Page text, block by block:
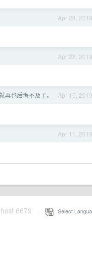
Apr 28, 2019
Apr 28, 2019
Apr 15, 2019
也后悔不及了。
Apr 11, 2019
6679 Select